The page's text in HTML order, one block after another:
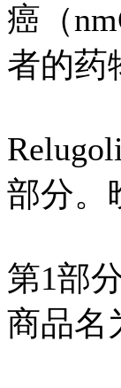
癌（
者的药
部分。
第1部
商品名